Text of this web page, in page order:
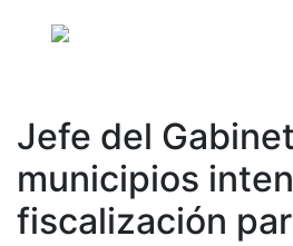
Jefe del
municipios
fiscalización